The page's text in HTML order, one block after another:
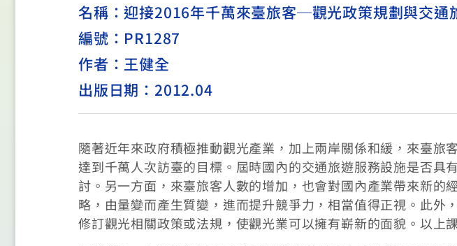
名稱：迎接2016年千萬來臺旅客─觀光政策規劃與交通
編號：PR1287
作者：王健全
出版日期：2012.04
隨著近年來政府積極推動觀光產業，加上兩岸關係和緩，來臺旅
達到千萬人次訪臺的目標。屆時國內的交通旅遊服務設施是否具
討。另一方面，來臺旅客人數的增加，也會對國內產業帶來新的
略，由量變而產生質變，進而提升競爭力，相當值得正視。此外
修訂觀光相關政策或法規，使觀光業可以擁有嶄新的面貌。以上